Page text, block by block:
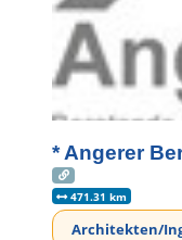
* Angerer
471.31 km
Architekten/